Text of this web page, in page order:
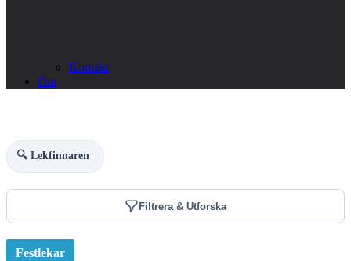
Kontakt
Om
🔍 Lekfinnaren
Filtrera & Utforska
Festlekar